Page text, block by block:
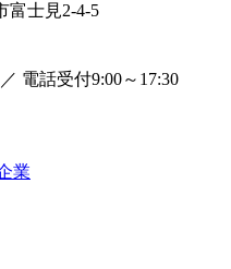
富士見2-4-5
／ 電話受付9:00～17:30